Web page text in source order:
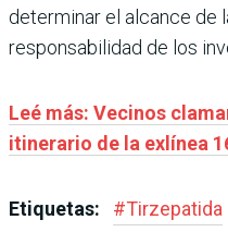
determinar el alcance de
responsabilidad de los
Leé más: Vecinos
itinerario de la exlínea
Etiquetas: #Tirzepatida